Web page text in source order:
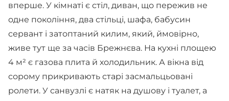
вперше. У кімнаті є стіл, диван, що пережив не
одне покоління, два стільці, шафа, бабусин
сервант і затоптаний килим, який, ймовірно,
живе тут ще за часів Брежнєва. На кухні площею
4 м² є газова плита й холодильник. А вікна від
сорому прикривають старі засмальцьовані
ролети. У санвузлі є натяк на душову і туалет, а